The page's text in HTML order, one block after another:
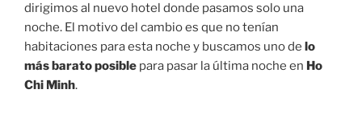
dirigimos al nuevo hotel donde pasamos solo una
noche. El motivo del cambio es que no tenían
habitaciones para esta noche y buscamos uno de lo
más barato posible para pasar la última noche en Ho
Chi Minh.